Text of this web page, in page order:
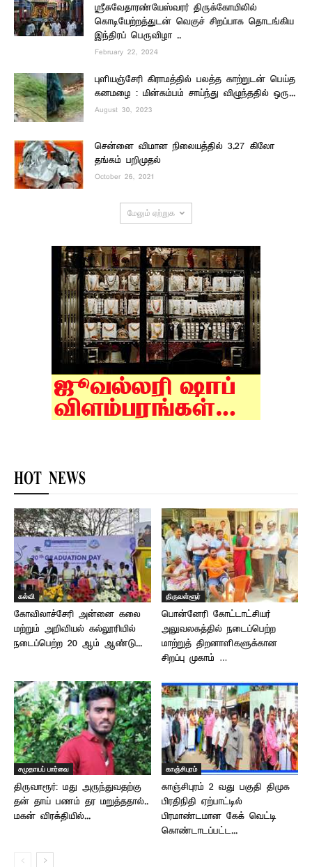
ஸ்ரீசுவேதாரண்யேஸ்வரர் திருக்கோயிலில்
கொடியேற்றத்துடன் வெகுச் சிறப்பாக தொடங்கிய
இந்திரப் பெருவிழா ..
February 22, 2024
புளியஞ்சேரி கிராமத்தில் பலத்த காற்றுடன் பெய்த
கனமழை : மின்கம்பம் சாய்ந்து விழுந்ததில் ஒரு...
August 30, 2023
சென்னை விமான நிலையத்தில் 3.27 கிலோ
தங்கம் பறிமுதல்
October 26, 2021
மேலும் ஏற்றுக
HOT NEWS
கல்வி
கோவிலாச்சேரி அன்னை கலை
மற்றும் அறிவியல் கல்லூரியில்
நடைப்பெற்ற 20 ஆம் ஆண்டு...
திருவள்ளூர்
பொன்னேரி கோட்டாட்சியர்
அலுவலகத்தில் நடைப்பெற்ற
மாற்றுத் திறனாளிகளுக்கான
சிறப்பு முகாம் …
சமுதாயப் பார்வை
திருவாரூர்: மது அருந்துவதற்கு
தன் தாய் பணம் தர மறுத்ததால்..
மகன் விரக்தியில்...
காஞ்சிபுரம்
காஞ்சிபுரம் 2 வது பகுதி திமுக
பிரதிநிதி ஏற்பாட்டில்
பிரமாண்டமான கேக் வெட்டி
கொண்டாடப்பட்ட...